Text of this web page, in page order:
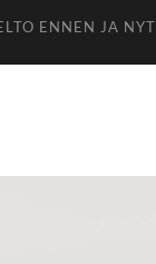
ENNEN JA NYT